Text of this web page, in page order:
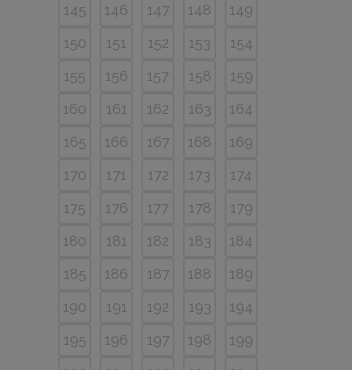
145
146 147 148
149
150
151 152 153
154
155
156 157 158
159
160
161 162 163
164
165
166 167 168
169
170
171 172 173
174
175
176 177 178
179
180
181 182 183
184
185
186 187 188
189
190
191 192 193
194
195
196 197 198
199